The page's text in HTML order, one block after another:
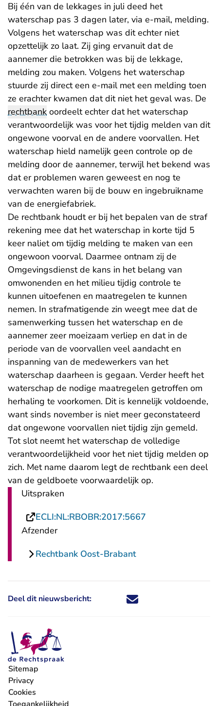
Bij één van de lekkages in juli deed het
waterschap pas 3 dagen later, via e-mail, melding.
Volgens het waterschap was dit echter niet
opzettelijk zo laat. Zij ging ervanuit dat de
aannemer die betrokken was bij de lekkage,
melding zou maken. Volgens het waterschap
stuurde zij direct een e-mail met een melding toen
ze erachter kwamen dat dit niet het geval was. De
rechtbank oordeelt echter dat het waterschap
verantwoordelijk was voor het tijdig melden van dit
ongewone voorval en de andere voorvallen. Het
waterschap hield namelijk geen controle op de
melding door de aannemer, terwijl het bekend was
dat er problemen waren geweest en nog te
verwachten waren bij de bouw en ingebruikname
van de energiefabriek.
De rechtbank houdt er bij het bepalen van de straf
rekening mee dat het waterschap in korte tijd 5
keer naliet om tijdig melding te maken van een
ongewoon voorval. Daarmee ontnam zij de
Omgevingsdienst de kans in het belang van
omwonenden en het milieu tijdig controle te
kunnen uitoefenen en maatregelen te kunnen
nemen. In strafmatigende zin weegt mee dat de
samenwerking tussen het waterschap en de
aannemer zeer moeizaam verliep en dat in de
periode van de voorvallen veel aandacht en
inspanning van de medewerkers van het
waterschap daarheen is gegaan. Verder heeft het
waterschap de nodige maatregelen getroffen om
herhaling te voorkomen. Dit is kennelijk voldoende,
want sinds november is niet meer geconstateerd
dat ongewone voorvallen niet tijdig zijn gemeld.
Tot slot neemt het waterschap de volledige
verantwoordelijkheid voor het niet tijdig melden op
zich. Met name daarom legt de rechtbank een deel
van de geldboete voorwaardelijk op.
Uitspraken
ECLI:NL:RBOBR:2017:5667
Afzender
Rechtbank Oost-Brabant
Deel dit nieuwsbericht: Deel dit nieuwsbericht via X -
Deel dit nieuwsbericht via
Deel dit nieuwsbericht
Deel dit
Sitemap
Privacy
Cookies